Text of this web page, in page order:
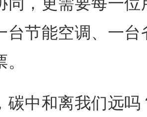
台节能空调、一
中和离我们远吗